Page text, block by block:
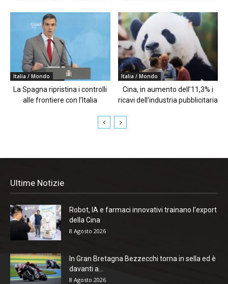
Italia / Mondo
La Spagna ripristina i controlli
alle frontiere con l’Italia
Italia / Mondo
Cina, in aumento dell’11,3% i
ricavi dell’industria pubblicitaria
Ultime Notizie
Robot, IA e farmaci innovativi trainano l’export
della Cina
8 Agosto 2026
In Gran Bretagna Bezzecchi torna in sella ed è
davanti a...
8 Agosto 2026